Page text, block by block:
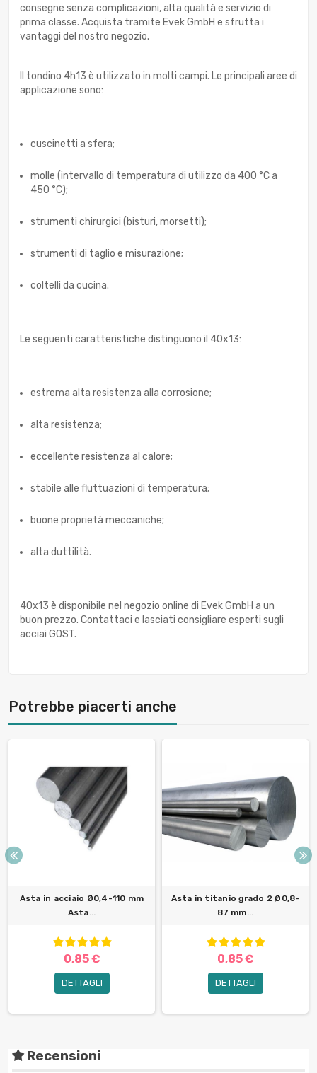
consegne senza complicazioni, alta qualità e servizio di
prima classe. Acquista tramite Evek GmbH e sfrutta i
vantaggi del nostro negozio.
Il tondino 4h13 è utilizzato in molti campi. Le principali aree di
applicazione sono:
cuscinetti a sfera;
molle (intervallo di temperatura di utilizzo da 400 °С a
450 °С);
strumenti chirurgici (bisturi, morsetti);
strumenti di taglio e misurazione;
coltelli da cucina.
Le seguenti caratteristiche distinguono il 40x13:
estrema alta resistenza alla corrosione;
alta resistenza;
eccellente resistenza al calore;
stabile alle fluttuazioni di temperatura;
buone proprietà meccaniche;
alta duttilità.
40x13 è disponibile nel negozio online di Evek GmbH a un
buon prezzo. Contattaci e lasciati consigliare esperti sugli
acciai GOST.
Potrebbe piacerti anche
Asta in acciaio Ø0,4-110 mm
Asta...
0,85 €
DETTAGLI
Asta in titanio grado 2 Ø0,8-
87 mm...
0,85 €
DETTAGLI
Recensioni